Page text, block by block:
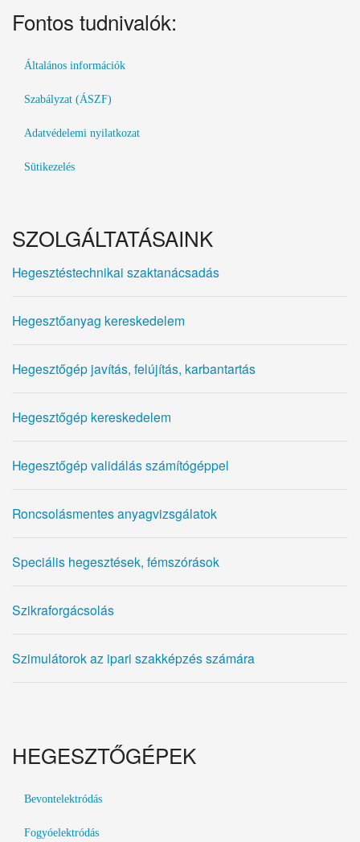
Fontos tudnivalók:
Általános információk
Szabályzat (ÁSZF)
Adatvédelemi nyilatkozat
Sütikezelés
SZOLGÁLTATÁSAINK
Hegesztéstechnikai szaktanácsadás
Hegesztőanyag kereskedelem
Hegesztőgép javítás, felújítás, karbantartás
Hegesztőgép kereskedelem
Hegesztőgép validálás számítógéppel
Roncsolásmentes anyagvizsgálatok
Speciális hegesztések, fémszórások
Szikraforgácsolás
Szimulátorok az ipari szakképzés számára
HEGESZTŐGÉPEK
Bevontelektródás
Fogyóelektródás